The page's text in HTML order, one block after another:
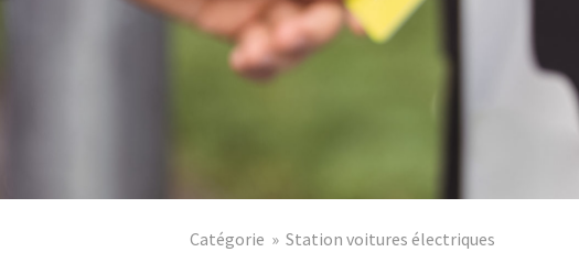
Catégorie Station voitures électriques